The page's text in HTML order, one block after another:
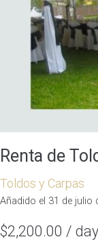
Renta de
Toldos y Carpas
Añadido el 31 de julio
$2,200.00 / day